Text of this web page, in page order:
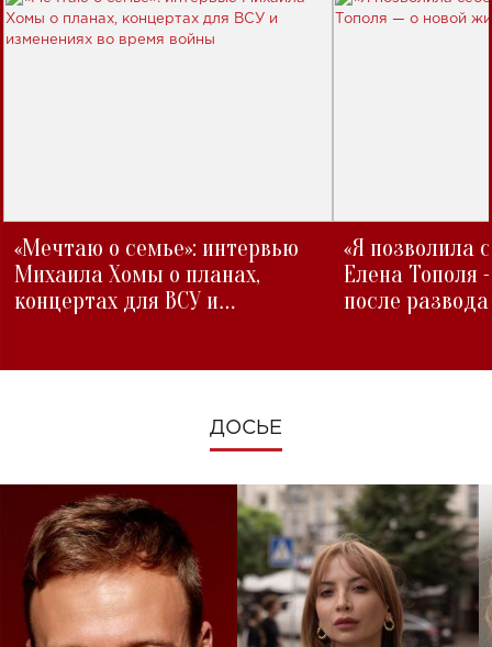
«Мечтаю о семье»: интервью
Михаила Хомы о планах,
концертах для ВСУ и
«Я позволила
Елена Тополя
после развода
ДОСЬЕ